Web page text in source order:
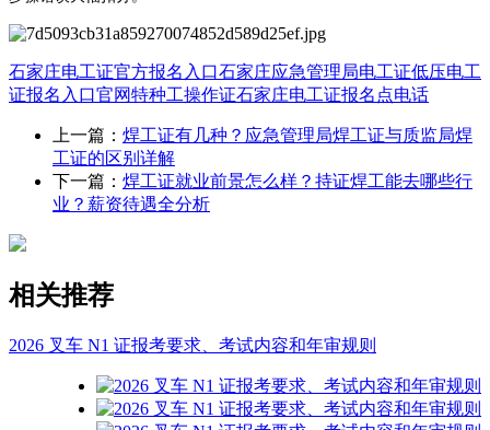
石家庄电工证官方报名入口石家庄应急管理局电工证低压电工
证报名入口官网特种工操作证石家庄电工证报名点电话
上一篇： 焊工证有几种？应急管理局焊工证与质监局焊
工证的区别详解
下一篇： 焊工证就业前景怎么样？持证焊工能去哪些行
业？薪资待遇全分析
相关推荐
2026 叉车 N1 证报考要求、考试内容和年审规则